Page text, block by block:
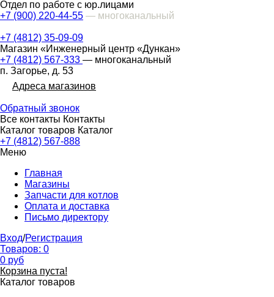
Отдел по работе с юр.лицами
+7 (900) 220-44-55 — многоканальный
+7 (4812) 35-09-09
Магазин «Инженерный центр «Дункан»
+7 (4812) 567-333 — многоканальный
п. Загорье, д. 53
Адреса магазинов
Обратный звонок
Все контакты Контакты
Каталог товаров Каталог
+7 (4812) 567-888
Меню
Главная
Магазины
Запчасти для котлов
Оплата и доставка
Письмо директору
Вход/Регистрация
Товаров: 0
0 руб
Корзина пуста!
Каталог товаров